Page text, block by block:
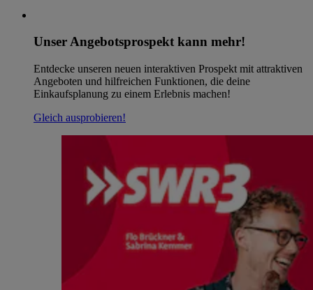
Unser Angebotsprospekt kann mehr!
Entdecke unseren neuen interaktiven Prospekt mit attraktiven
Angeboten und hilfreichen Funktionen, die deine
Einkaufsplanung zu einem Erlebnis machen!
Gleich ausprobieren!